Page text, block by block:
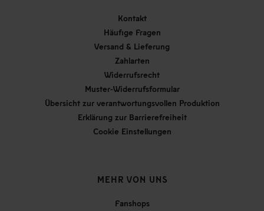
Kontakt
Häufige Fragen
Versand & Lieferung
Zahlarten
Widerrufsrecht
Muster-Widerrufsformular
Übersicht zur verantwortungsvollen Produktion
Erklärung zur Barrierefreiheit
Cookie Einstellungen
MEHR VON UNS
Fanshops